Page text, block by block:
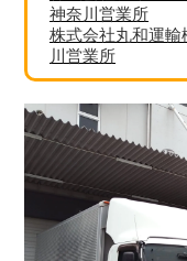
神奈川営業所
株式会社丸和運
川営業所